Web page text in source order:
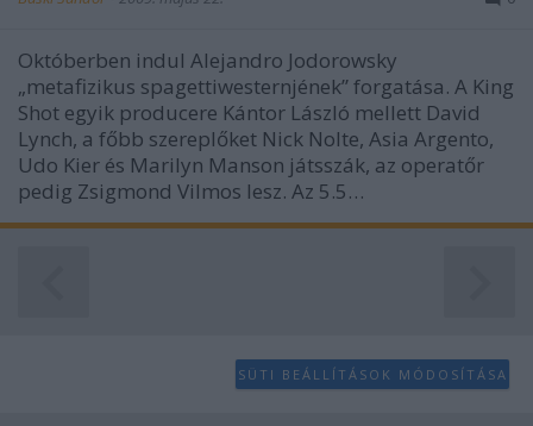
Októberben indul Alejandro Jodorowsky
„metafizikus spagettiwesternjének” forgatása. A King
Shot egyik producere Kántor László mellett David
Lynch, a főbb szereplőket Nick Nolte, Asia Argento,
Udo Kier és Marilyn Manson játsszák, az operatőr
pedig Zsigmond Vilmos lesz. Az 5.5…
SÜTI BEÁLLÍTÁSOK MÓDOSÍTÁSA